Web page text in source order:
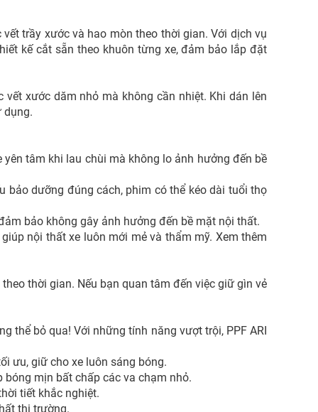
trầy xước và hao mòn theo thời gian. Với dịch vụ
kế cắt sẵn theo khuôn từng xe, đảm bảo lắp đặt
xước dăm nhỏ mà không cần nhiệt. Khi dán lên
dụng.
tâm khi lau chùi mà không lo ảnh hưởng đến bề
bảo dưỡng đúng cách, phim có thể kéo dài tuổi thọ
bảo không gây ảnh hưởng đến bề mặt nội thất.
nội thất xe luôn mới mẻ và thẩm mỹ. Xem thêm
thời gian. Nếu bạn quan tâm đến việc giữ gìn vẻ
thể bỏ qua! Với những tính năng vượt trội, PPF ARI
ưu, giữ cho xe luôn sáng bóng.
bóng mịn bất chấp các va chạm nhỏ.
tiết khắc nghiệt.
thị trường.